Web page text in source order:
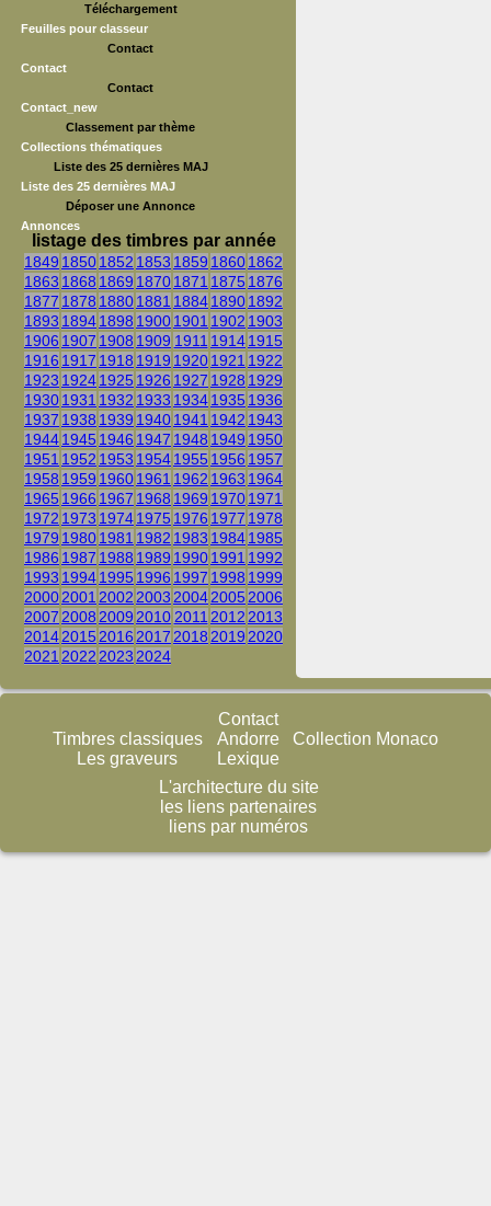
Téléchargement
Feuilles pour classeur
Contact
Contact
Contact
Contact_new
Classement par thème
Collections thématiques
Liste des 25 dernières MAJ
Liste des 25 dernières MAJ
Déposer une Annonce
Annonces
listage des timbres par année
1849 18501852 1853 1859 18601862
1863 1868 1869 18701871 1875 1876
1877 1878 18801881 188418901892
1893 18941898 19001901 1902 1903
1906 1907 1908 1909 1911 19141915
1916 1917 1918 1919 19201921 1922
1923 19241925 1926 1927 1928 1929
19301931 1932 1933 19341935 1936
1937 1938 1939 19401941 1942 1943
19441945 1946 1947 1948 1949 1950
1951 1952 1953 19541955 1956 1957
1958 1959 19601961 1962 1963 1964
1965 1966 1967 1968 1969 19701971
1972 1973 19741975 1976 1977 1978
1979 19801981 1982 1983 19841985
1986 1987 1988 1989 19901991 1992
1993 19941995 1996 1997 1998 1999
20002001 2002 2003 20042005 2006
2007 2008 2009 2010 2011 2012 2013
20142015 2016 2017 2018 2019 2020
2021 2022 2023 2024
Timbres classiques
Les graveurs
Contact
Andorre
Lexique
Collection Monaco
L'architecture du site
les liens partenaires
liens par numéros